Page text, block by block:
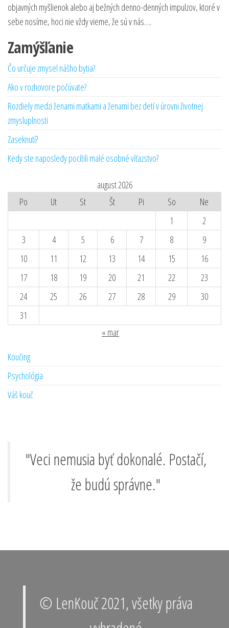
objavných myšlienok alebo aj bežných denno-denných impulzov, ktoré v
sebe nosíme, hoci nie vždy vieme, že sú v nás….
Zamýšľanie
Čo určuje zmysel nášho bytia?
Ako v rozhovore počúvate?
Rozdiely medzi ženami matkami a ženami bez detí v úrovni životnej
zmysluplnosti
Zaseknutí?
Kedy ste naposledy pocítili malé osobné víťazstvo?
august 2026
Po
Ut St Št Pi So
Ne
1
2
3
4 5 6 7 8
9
10
11 12 13 14 15
16
17
18 19 20 21 22
23
24
25 26 27 28 29
30
31
« mar
Koučing
Psychológia
Váš kouč
"Veci nemusia byť dokonalé. Postačí,
že budú správne."
© LenKouč 2021, všetky práva